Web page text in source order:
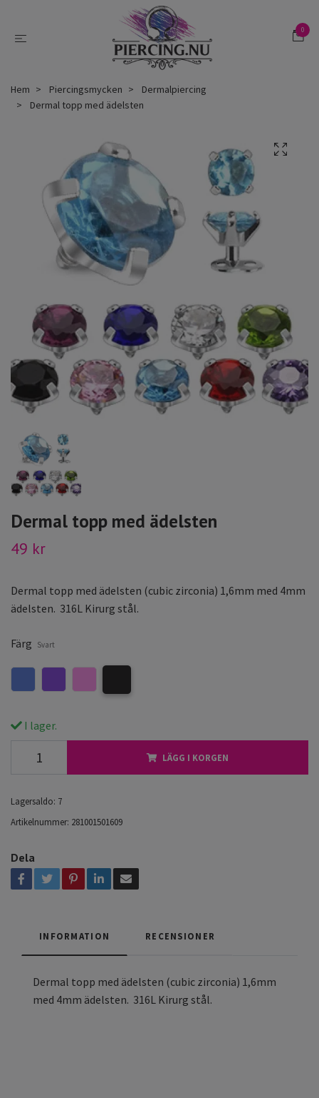
0
Hem Piercingsmycken
Dermalpiercing
Dermal topp med ädelsten
Dermal topp med ädelsten
49 kr
Dermal topp med ädelsten (cubic zirconia) 1,6mm med 4mm
ädelsten. 316L Kirurg stål.
Färg Svart
I lager.
LÄGG I KORGEN
Lagersaldo: 7
Artikelnummer: 281001501609
Dela
INFORMATION RECENSIONER
Dermal topp med ädelsten (cubic zirconia) 1,6mm
med 4mm ädelsten. 316L Kirurg stål.